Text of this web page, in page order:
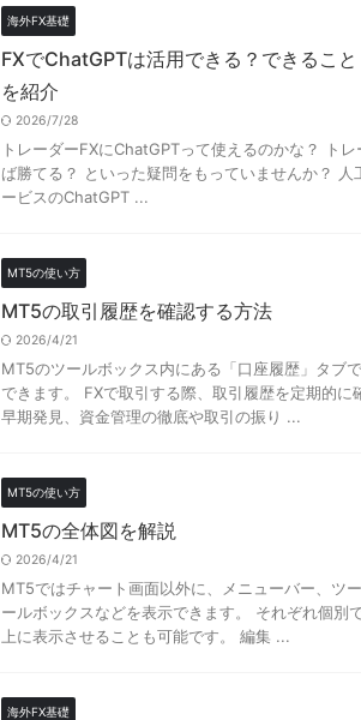
海外FX基礎
FXでChatGPTは活用できる？できるこ
を紹介
2026/7/28
トレーダーFXにChatGPTって使えるのかな？ ト
ば勝てる？ といった疑問をもっていませんか？
ービスのChatGPT ...
MT5の使い方
MT5の取引履歴を確認する方法
2026/4/21
MT5のツールボックス内にある「口座履歴」タブ
できます。 FXで取引する際、取引履歴を定期的
早期発見、資金管理の徹底や取引の振り ...
MT5の使い方
MT5の全体図を解説
2026/4/21
MT5ではチャート画面以外に、メニューバー、ツ
ールボックスなどを表示できます。 それぞれ個別
上に表示させることも可能です。 編集 ...
海外FX基礎